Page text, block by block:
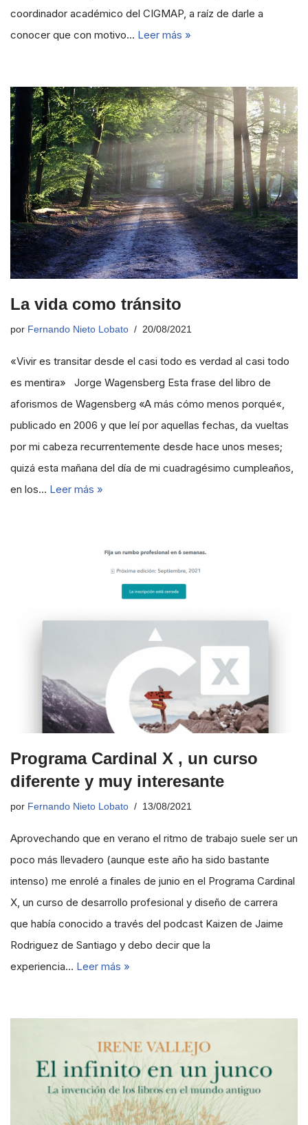
coordinador académico del CIGMAP, a raíz de darle a
conocer que con motivo… Leer más »
La vida como tránsito
por Fernando Nieto Lobato 20/08/2021
«Vivir es transitar desde el casi todo es verdad al casi todo
es mentira» Jorge Wagensberg Esta frase del libro de
aforismos de Wagensberg «A más cómo menos porqué«,
publicado en 2006 y que leí por aquellas fechas, da vueltas
por mi cabeza recurrentemente desde hace unos meses;
quizá esta mañana del día de mi cuadragésimo cumpleaños,
en los… Leer más »
Programa Cardinal X , un curso
diferente y muy interesante
por Fernando Nieto Lobato 13/08/2021
Aprovechando que en verano el ritmo de trabajo suele ser un
poco más llevadero (aunque este año ha sido bastante
intenso) me enrolé a finales de junio en el Programa Cardinal
X, un curso de desarrollo profesional y diseño de carrera
que había conocido a través del podcast Kaizen de Jaime
Rodriguez de Santiago y debo decir que la
experiencia… Leer más »